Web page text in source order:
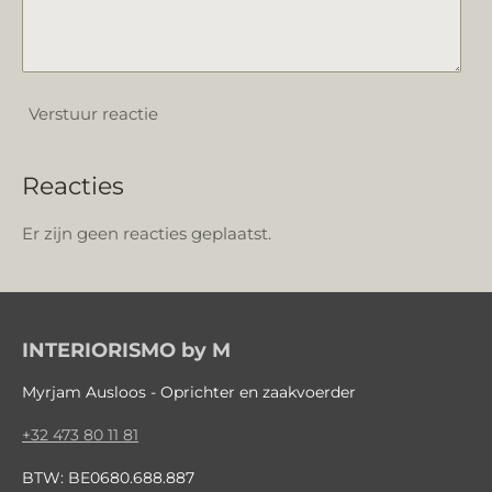
Verstuur reactie
Reacties
Er zijn geen reacties geplaatst.
INTERIORISMO by M
Myrjam Ausloos - Oprichter en zaakvoerder
+32 473 80 11 81
BTW: BE0680.688.887